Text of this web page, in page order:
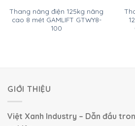
Thang nâng điện 125kg nâng
cao 8 mét GAMLIFT GTWY8-
100
GIỚI THIỆU
Việt Xanh Industry – Dẫn đầu